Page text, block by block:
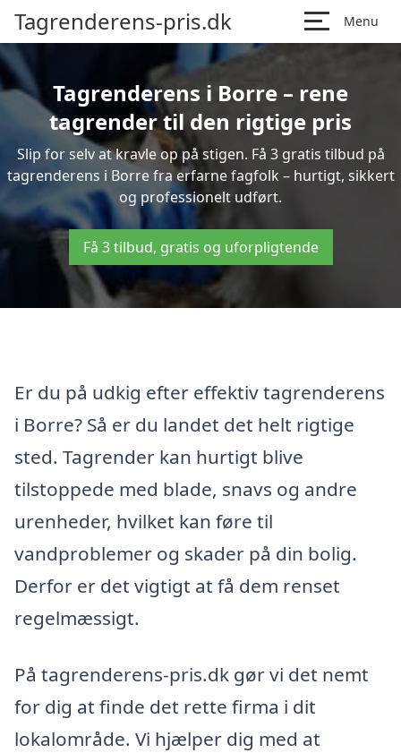
Tagrenderens-pris.dk Menu
Tagrenderens i Borre – rene
tagrender til den rigtige pris
Slip for selv at kravle op på stigen. Få 3 gratis tilbud på
tagrenderens i Borre fra erfarne fagfolk – hurtigt, sikkert
og professionelt udført.
Få 3 tilbud, gratis og uforpligtende
Er du på udkig efter effektiv tagrenderens
i Borre? Så er du landet det helt rigtige
sted. Tagrender kan hurtigt blive
tilstoppede med blade, snavs og andre
urenheder, hvilket kan føre til
vandproblemer og skader på din bolig.
Derfor er det vigtigt at få dem renset
regelmæssigt.
På tagrenderens-pris.dk gør vi det nemt
for dig at finde det rette firma i dit
lokalområde. Vi hjælper dig med at